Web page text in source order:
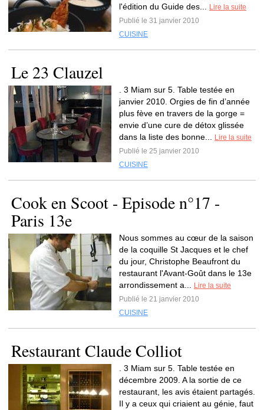
l'édition du Guide des...
Lire la suite
Publié le 31 janvier 2010
CUISINE
Le 23 Clauzel
. 3 Miam sur 5. Table testée en
janvier 2010. Orgies de fin d’année
plus fève en travers de la gorge =
envie d’une cure de détox glissée
dans la liste des bonne...
Lire la suite
Publié le 25 janvier 2010
CUISINE
Cook en Scoot - Episode n°17 -
Paris 13e
Nous sommes au cœur de la saison
de la coquille St Jacques et le chef
du jour, Christophe Beaufront du
restaurant l'Avant-Goût dans le 13e
arrondissement a...
Lire la suite
Publié le 21 janvier 2010
CUISINE
Restaurant Claude Colliot
. 3 Miam sur 5. Table testée en
décembre 2009. A la sortie de ce
restaurant, les avis étaient partagés.
Il y a ceux qui criaient au génie, faut